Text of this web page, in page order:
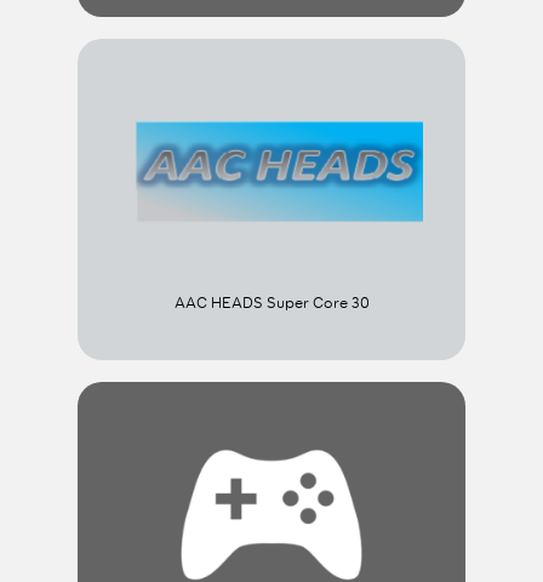
AAC HEADS Super Core 30